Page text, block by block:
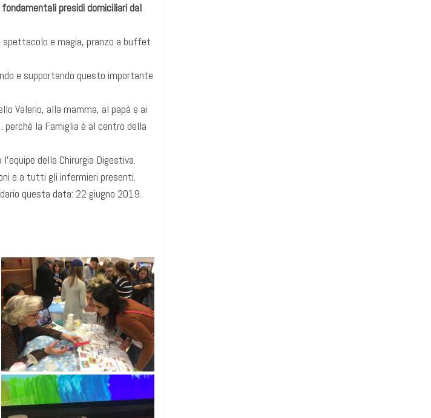
presidi domiciliari dal
spettacolo e magia, pranzo a buffet
e supportando questo importante
Valerio, alla mamma, al papà e ai
la Famiglia è al centro della
della Chirurgia Digestiva.
e a tutti gli infermieri presenti.
questa data: 22 giugno 2019.